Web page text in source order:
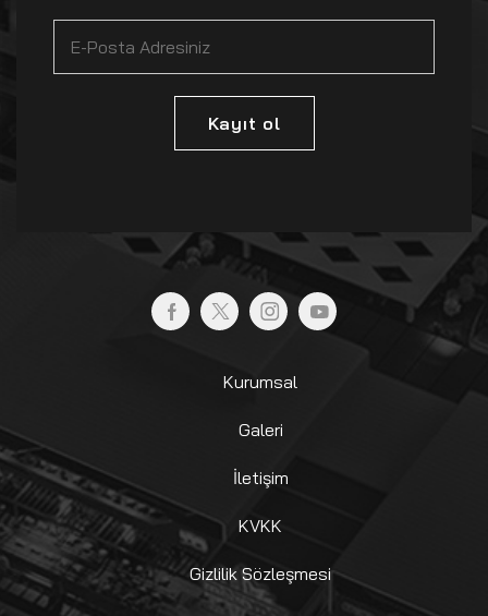
Kayıt ol
Kurumsal
Galeri
İletişim
KVKK
Gizlilik Sözleşmesi